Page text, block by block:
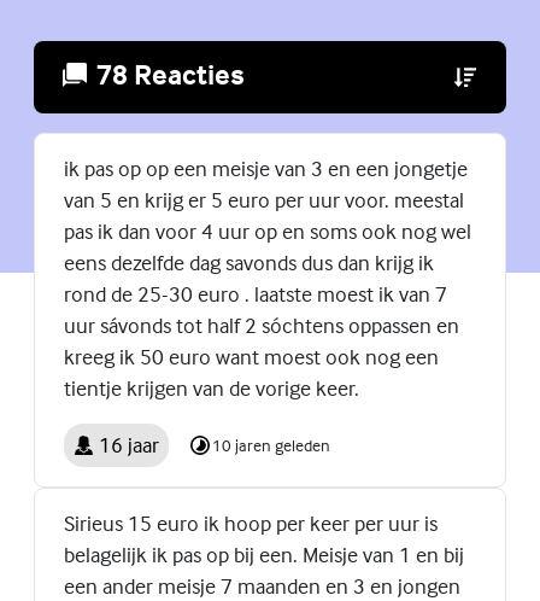
78 Reacties (Externe
ik pas op op een meisje van 3 en een jongetje
van 5 en krijg er 5 euro per uur voor. meestal
pas ik dan voor 4 uur op en soms ook nog wel
eens dezelfde dag savonds dus dan krijg ik
rond de 25-30 euro . laatste moest ik van 7
uur sávonds tot half 2 sóchtens oppassen en
kreeg ik 50 euro want moest ook nog een
tientje krijgen van de vorige keer.
16 jaar 10 jaren geleden
Sirieus 15 euro ik hoop per keer per uur is
belagelijk ik pas op bij een. Meisje van 1 en bij
een ander meisje 7 maanden en 3 en jongen